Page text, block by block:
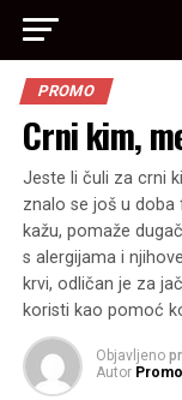
PROMO
Crni kim,
Jeste li čuli za crni
znalo se još u doba
kažu, pomaže
s alergijama i
krvi, odličan je za
koristi kao pomoć
Objavljeno
Autor